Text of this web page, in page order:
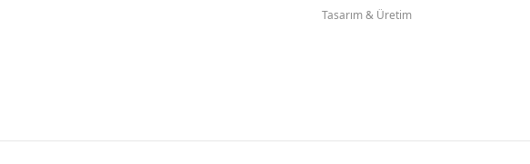
Tasarım & Üretim